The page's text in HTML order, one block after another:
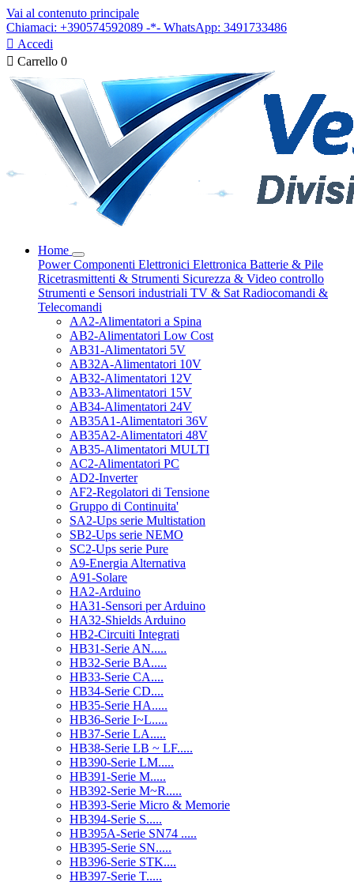
Vai al contenuto principale
Chiamaci: +390574592089 -*- WhatsApp: 3491733486
 Accedi
 Carrello 0
Home
PowerComponenti Elettronici Elettronica Batterie & Pile
Ricetrasmittenti & Strumenti Sicurezza & Video controllo
Strumenti e Sensori industriali TV & Sat Radiocomandi &
Telecomandi
AA2-Alimentatori a Spina
AB2-Alimentatori Low Cost
AB31-Alimentatori 5V
AB32A-Alimentatori 10V
AB32-Alimentatori 12V
AB33-Alimentatori 15V
AB34-Alimentatori 24V
AB35A1-Alimentatori 36V
AB35A2-Alimentatori 48V
AB35-Alimentatori MULTI
AC2-Alimentatori PC
AD2-Inverter
AF2-Regolatori di Tensione
Gruppo di Continuita'
SA2-Ups serie Multistation
SB2-Ups serie NEMO
SC2-Ups serie Pure
A9-Energia Alternativa
A91-Solare
HA2-Arduino
HA31-Sensori per Arduino
HA32-Shields Arduino
HB2-Circuiti Integrati
HB31-Serie AN.....
HB32-Serie BA.....
HB33-Serie CA....
HB34-Serie CD....
HB35-Serie HA.....
HB36-Serie I~L.....
HB37-Serie LA.....
HB38-Serie LB ~ LF.....
HB390-Serie LM.....
HB391-Serie M.....
HB392-Serie M~R.....
HB393-Serie Micro & Memorie
HB394-Serie S.....
HB395A-Serie SN74 .....
HB395-Serie SN.....
HB396-Serie STK....
HB397-Serie T.....